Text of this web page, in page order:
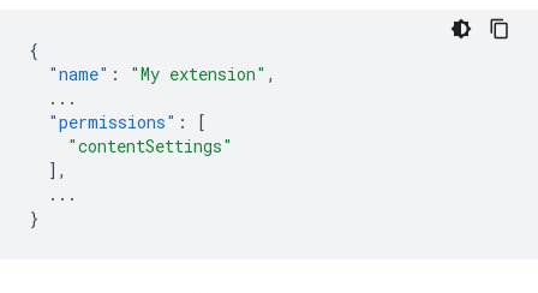
{
"name" : "My extension" ,
...
"permissions" :
[
"contentSettings"
],
...
}